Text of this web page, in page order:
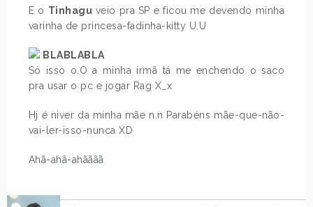
E o Tinhagu veio pra SP e ficou me devendo minha
varinha de princesa-fadinha-kitty U.U
BLABLABLA
Só isso o.O a minha irmã tá me enchendo o saco
pra usar o pc e jogar Rag X_x
Hj é niver da minha mãe n.n Parabéns mãe-que-não-
vai-ler-isso-nunca XD
Ahã-ahã-ahãããã